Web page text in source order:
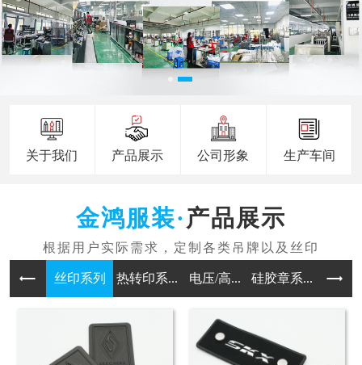
关于我们 产品展示 公司形象 生产车间
产品展示
丝印系列 热转印系... 电压/高... 硅胶章系... 印刷